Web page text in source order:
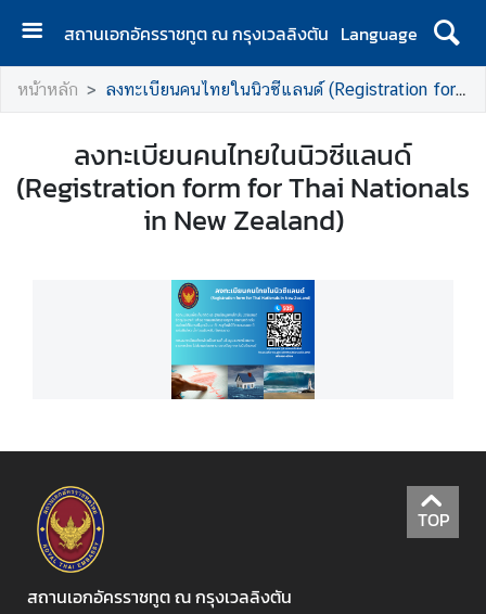
สถานเอกอัครราชทูต ณ กรุงเวลลิงตัน Language
ห
น้
ร
ก
.
A
b
o
หน้าหลัก ลงทะเบียนคนไทยในนิวซีแลนด์ (Registration form for Thai Nationals in New Zealand)
ลงทะเบียนคนไทยในนิวซีแลนด์
(Registration form for Thai Nationals
in New Zealand)
TOP
สถานเอกอัครราชทูต ณ กรุงเวลลิงตัน